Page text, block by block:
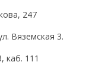
247
Вяземская 3.
каб. 111